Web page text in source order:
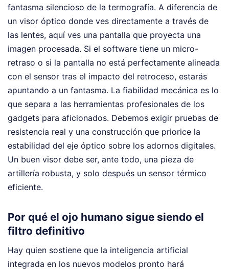
fantasma silencioso de la termografía. A diferencia de
un visor óptico donde ves directamente a través de
las lentes, aquí ves una pantalla que proyecta una
imagen procesada. Si el software tiene un micro-
retraso o si la pantalla no está perfectamente alineada
con el sensor tras el impacto del retroceso, estarás
apuntando a un fantasma. La fiabilidad mecánica es lo
que separa a las herramientas profesionales de los
gadgets para aficionados. Debemos exigir pruebas de
resistencia real y una construcción que priorice la
estabilidad del eje óptico sobre los adornos digitales.
Un buen visor debe ser, ante todo, una pieza de
artillería robusta, y solo después un sensor térmico
eficiente.
Por qué el ojo humano sigue siendo el
filtro definitivo
Hay quien sostiene que la inteligencia artificial
integrada en los nuevos modelos pronto hará